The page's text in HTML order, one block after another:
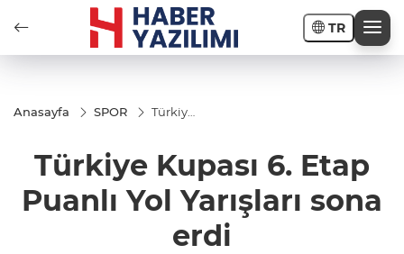
TR
Anasayfa SPOR
Türkiye
Puanlı
Yol
sona
erdi
Türkiye Kupası 6. Etap
Puanlı Yol Yarışları sona
erdi